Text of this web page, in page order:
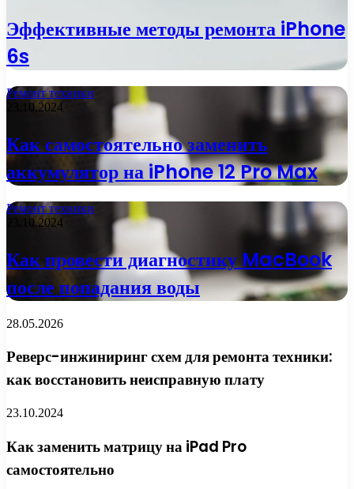
Эффективные методы ремонта iPhone
6s
Ремонт техники
23.10.2024
Как самостоятельно заменить
аккумулятор на iPhone 12 Pro Max
Ремонт техники
23.10.2024
Как провести диагностику MacBook
после попадания воды
28.05.2026
Реверс-инжиниринг схем для ремонта техники:
как восстановить неисправную плату
23.10.2024
Как заменить матрицу на iPad Pro
самостоятельно